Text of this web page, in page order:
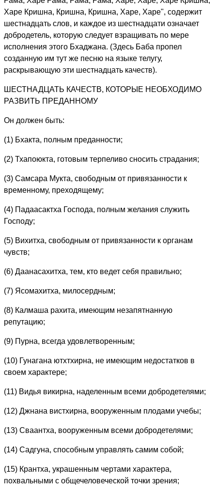
Харе Кришна, Кришна, Кришна, Харе, Харе", содержит
шестнадцать слов, и каждое из шестнадцати означает
добродетель, которую следует взращивать по мере
исполнения этого Бхаджана. (Здесь Баба пропел
созданную им тут же песню на языке телугу,
раскрывающую эти шестнадцать качеств).
ШЕСТНАДЦАТЬ КАЧЕСТВ, КОТОРЫЕ НЕОБХОДИМО
РАЗВИТЬ ПРЕДАННОМУ
Он должен быть:
(1) Бхакта, полным преданности;
(2) Тхапоюкта, готовым терпеливо сносить страдания;
(3) Самсара Мукта, свободным от привязанности к
временному, преходящему;
(4) Падаасактха Господа, полным желания служить
Господу;
(5) Вихитха, свободным от привязанности к органам
чувств;
(6) Даанасахитха, тем, кто ведет себя правильно;
(7) Ясомахитха, милосердным;
(8) Калмаша рахита, имеющим незапятнанную
репутацию;
(9) Пурна, всегда удовлетворенным;
(10) Гунагана ютхтхирна, не имеющим недостатков в
своем характере;
(11) Видья викирна, наделенным всеми добродетелями;
(12) Джнана вистхирна, вооруженным плодами учебы;
(13) Сваантха, вооруженным всеми добродетелями;
(14) Садгуна, способным управлять самим собой;
(15) Крантха, украшенным чертами характера,
похвальными с общечеловеческой точки зрения;